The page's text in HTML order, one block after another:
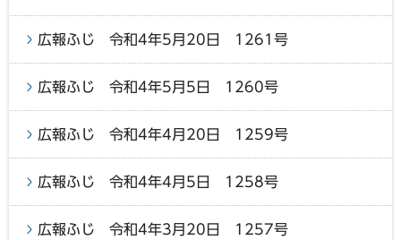
広報ふじ 令和4年5月20日 1261号
広報ふじ 令和4年5月5日 1260号
広報ふじ 令和4年4月20日 1259号
広報ふじ 令和4年4月5日 1258号
広報ふじ 令和4年3月20日 1257号